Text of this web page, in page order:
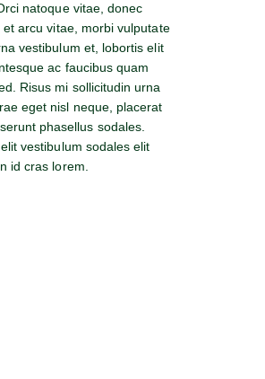
natoque vitae, donec
arcu vitae, morbi vulputate
vestibulum et, lobortis elit
ac faucibus quam
Risus mi sollicitudin urna
eget nisl neque, placerat
phasellus sodales.
vestibulum sodales elit
id cras lorem.